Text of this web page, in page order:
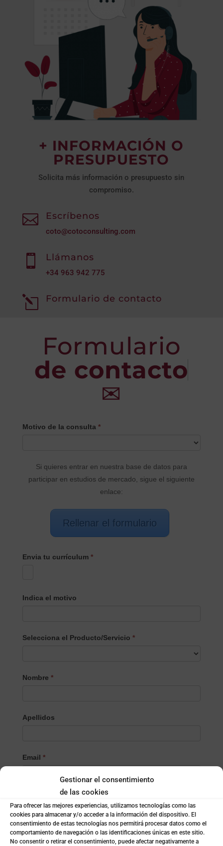
Gestionar el consentimiento
de las cookies
Para ofrecer las mejores experiencias, utilizamos tecnologías como las
cookies para almacenar y/o acceder a la información del dispositivo. El
consentimiento de estas tecnologías nos permitirá procesar datos como el
comportamiento de navegación o las identificaciones únicas en este sitio.
No consentir o retirar el consentimiento, puede afectar negativamente a
+ INFORMACIÓN O
PRESUPUESTO
Solicita más información o presupuesto sin
compromiso.
 Escríbenos
coto@cotoconsulting.com
 Llámanos
+34 963 942 775
l Formulario de contacto
Formulario
de contacto
✉
CONTACTO
Motivo de la consulta *
Si quieres entrar en nuestra base de datos para
participar en estudios de mercado, sigue el siguiente
enlace:
Rellenar el formulario
Envia tu currículum *
Indica el motivo
Selecciona el Producto/Servicio *
el
Nombre *
Apellidos
Email *
Localidad*